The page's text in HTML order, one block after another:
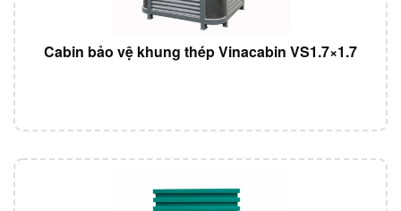
Cabin bảo vệ khung thép Vinacabin VS1.7×1.7